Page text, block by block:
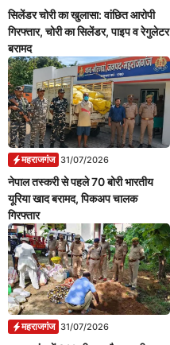
सिलेंडर चोरी का खुलासा: वांछित आरोपी
गिरफ्तार, चोरी का सिलेंडर, पाइप व रेगुलेटर
बरामद
महराजगंज 31/07/2026
नेपाल तस्करी से पहले 70 बोरी भारतीय
यूरिया खाद बरामद, पिकअप चालक
गिरफ्तार
महराजगंज 31/07/2026